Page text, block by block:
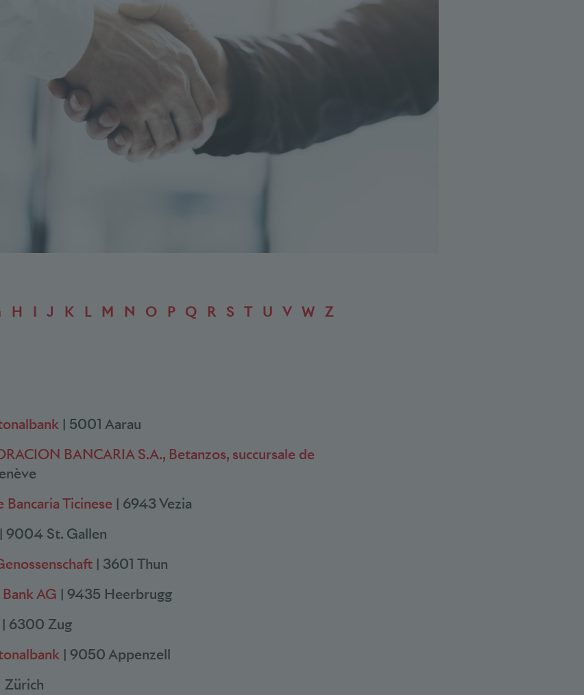
H I J K L M N O P Q R S T U V W Z
| 5001 Aarau
BANCARIA S.A., Betanzos, succursale de
Bancaria Ticinese | 6943 Vezia
| 9004 St. Gallen
| 3601 Thun
AG | 9435 Heerbrugg
| 6300 Zug
| 9050 Appenzell
Zürich